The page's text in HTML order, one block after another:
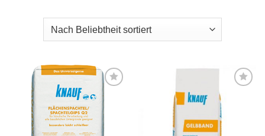
Zur
Wunschliste
hinzufügen
Wunschliste
hinzufügen